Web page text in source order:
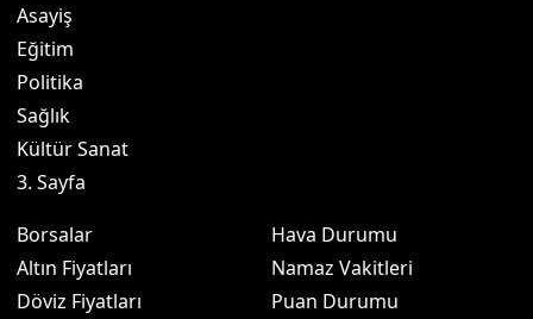
Asayiş
Eğitim
Politika
Sağlık
Kültür Sanat
3. Sayfa
Borsalar
Altın Fiyatları
Döviz Fiyatları
Hava Durumu
Namaz Vakitleri
Puan Durumu